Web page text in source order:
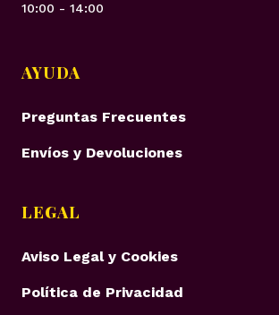
10:00 - 14:00
AYUDA
Preguntas Frecuentes
Envíos y Devoluciones
LEGAL
Aviso Legal y Cookies
Política de Privacidad